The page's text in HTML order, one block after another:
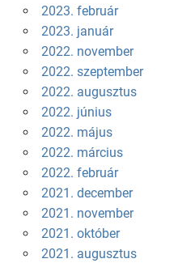
2023. február
2023. január
2022. november
2022. szeptember
2022. augusztus
2022. június
2022. május
2022. március
2022. február
2021. december
2021. november
2021. október
2021. augusztus